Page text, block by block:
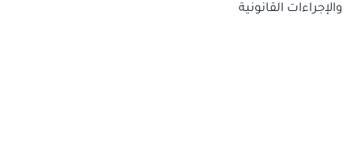
والإجراءات القانونية